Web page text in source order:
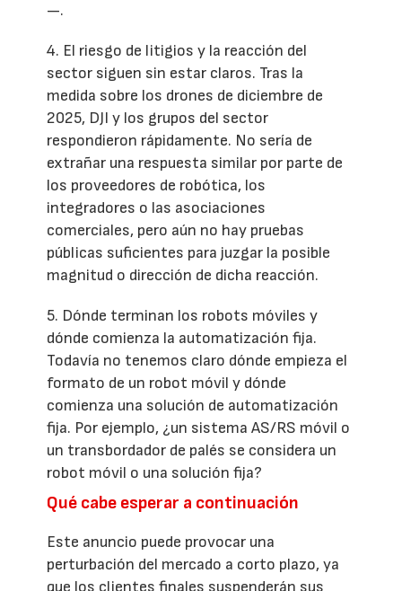
—.
4. El riesgo de litigios y la reacción del
sector siguen sin estar claros. Tras la
medida sobre los drones de diciembre de
2025, DJI y los grupos del sector
respondieron rápidamente. No sería de
extrañar una respuesta similar por parte de
los proveedores de robótica, los
integradores o las asociaciones
comerciales, pero aún no hay pruebas
públicas suficientes para juzgar la posible
magnitud o dirección de dicha reacción.
5. Dónde terminan los robots móviles y
dónde comienza la automatización fija.
Todavía no tenemos claro dónde empieza el
formato de un robot móvil y dónde
comienza una solución de automatización
fija. Por ejemplo, ¿un sistema AS/RS móvil o
un transbordador de palés se considera un
robot móvil o una solución fija?
Qué cabe esperar a continuación
Este anuncio puede provocar una
perturbación del mercado a corto plazo, ya
que los clientes finales suspenderán sus